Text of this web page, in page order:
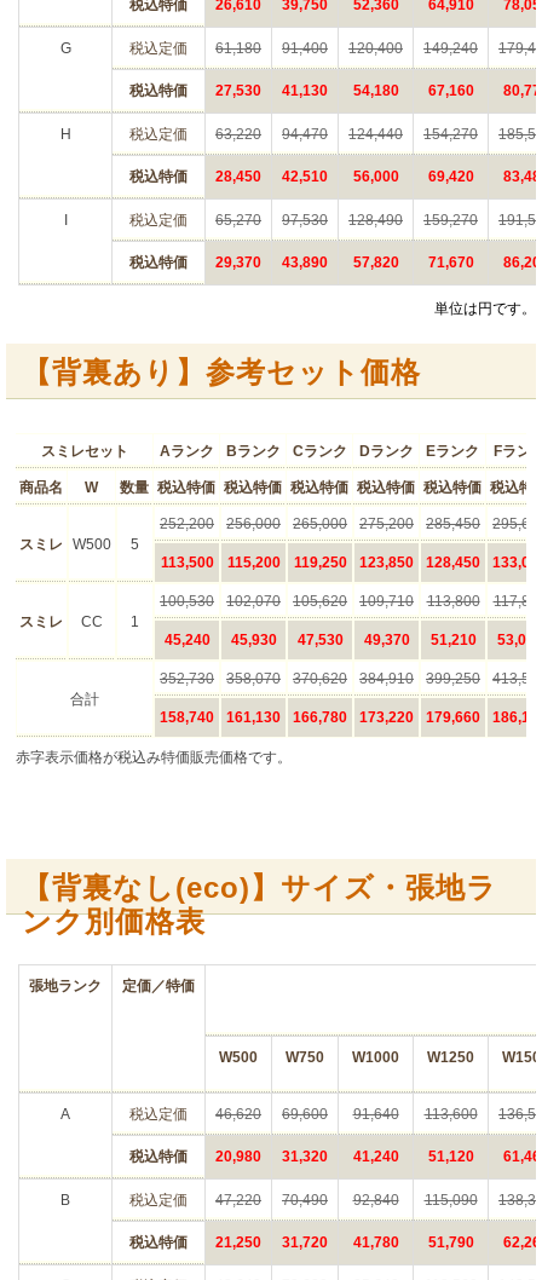
税込特価 26,610 39,750 52,360 64,910
G 税込定価 61,180 91,400 120,400 149,240
税込特価 27,530 41,130 54,180 67,160
H 税込定価 63,220 94,470 124,440 154,270
税込特価 28,450 42,510 56,000 69,420
税込定価 65,270 97,530 128,490 159,270
税込特価 29,370 43,890 57,820 71,670
単位は円です。
【背裏あり】参考セット価格
【背裏なし(eco)】サイズ・張地ラ
ンク別価格表
張地ランク
定価／特価
W500 W750 W1000 W1250
A 税込定価 46,620 69,600 91,640 113,600
税込特価 20,980 31,320 41,240 51,120
B 税込定価 47,220 70,490 92,840 115,090
税込特価 21,250 31,720 41,780 51,790